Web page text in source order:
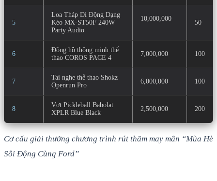
5
Loa Tháp Di Động Dạng
Kéo MX-ST50F 240W
Party Audio
10,000,000
50
6
Đồng hồ thông minh thể
thao COROS PACE 4
7,000,000 100
7
Tai nghe thể thao Shokz
Openrun Pro
6,000,000 100
8
Vợt Pickleball Babolat
XPLR Blue Black
2,500,000 200
Cơ cấu giải thưởng chương trình rút thăm may mắn “Mùa Hè
Sôi Động Cùng Ford”